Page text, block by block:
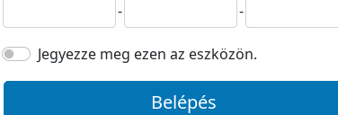
-
-
Jegyezze meg ezen az eszközön.
Belépés